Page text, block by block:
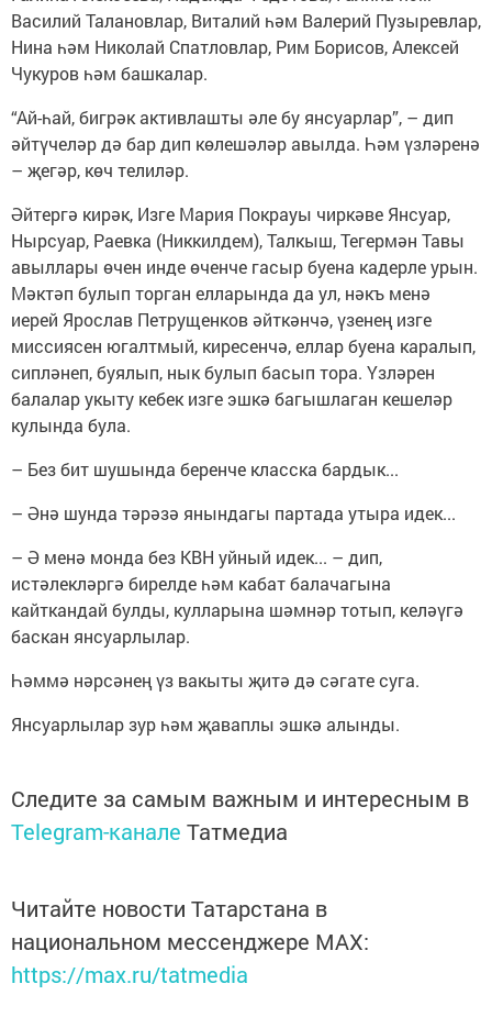
Василий Талановлар, Виталий һәм Валерий Пузыревлар,
Нина һәм Николай Спатловлар, Рим Борисов, Алексей
Чукуров һәм башкалар.
“Ай-һай, бигрәк активлашты әле бу янсуарлар”, – дип
әйтүчеләр дә бар дип көлешәләр авылда. Һәм үзләренә
– җегәр, көч телиләр.
Әйтергә кирәк, Изге Мария Покрауы чиркәве Янсуар,
Нырсуар, Раевка (Никкилдем), Талкыш, Тегермән Тавы
авыллары өчен инде өченче гасыр буена кадерле урын.
Мәктәп булып торган елларында да ул, нәкъ менә
иерей Ярослав Петрущенков әйткәнчә, үзенең изге
миссиясен югалтмый, киресенчә, еллар буена каралып,
сипләнеп, буялып, нык булып басып тора. Үзләрен
балалар укыту кебек изге эшкә багышлаган кешеләр
кулында була.
– Без бит шушында беренче класска бардык...
– Әнә шунда тәрәзә янындагы партада утыра идек...
– Ә менә монда без КВН уйный идек... – дип,
истәлекләргә бирелде һәм кабат балачагына
кайткандай булды, кулларына шәмнәр тотып, келәүгә
баскан янсуарлылар.
Һәммә нәрсәнең үз вакыты җитә дә сәгате суга.
Янсуарлылар зур һәм җаваплы эшкә алынды.
Следите за самым важным и интересным в
Telegram-канале Татмедиа
Читайте новости Татарстана в
национальном мессенджере MАХ:
https://max.ru/tatmedia